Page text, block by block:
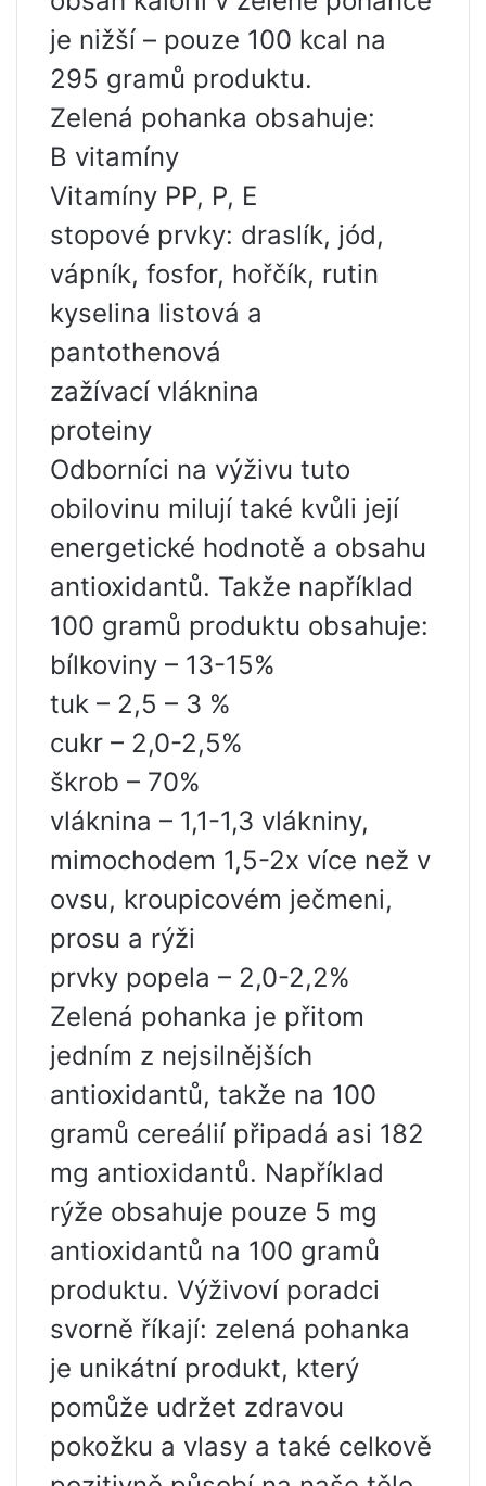
je nižší – pouze 100 kcal na
295 gramů produktu.
Zelená pohanka obsahuje:
B vitamíny
Vitamíny PP, P, E
stopové prvky: draslík, jód,
vápník, fosfor, hořčík, rutin
kyselina listová a
pantothenová
zažívací vláknina
proteiny
Odborníci na výživu tuto
obilovinu milují také kvůli její
energetické hodnotě a obsahu
antioxidantů. Takže například
100 gramů produktu obsahuje:
bílkoviny – 13-15%
tuk – 2,5 – 3 %
cukr – 2,0-2,5%
škrob – 70%
vláknina – 1,1-1,3 vlákniny,
mimochodem 1,5-2x více než v
ovsu, kroupicovém ječmeni,
prosu a rýži
prvky popela – 2,0-2,2%
Zelená pohanka je přitom
jedním z nejsilnějších
antioxidantů, takže na 100
gramů cereálií připadá asi 182
mg antioxidantů. Například
rýže obsahuje pouze 5 mg
antioxidantů na 100 gramů
produktu. Výživoví poradci
svorně říkají: zelená pohanka
je unikátní produkt, který
pomůže udržet zdravou
pokožku a vlasy a také celkově